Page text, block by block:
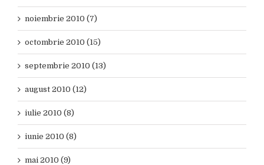
noiembrie 2010 (7)
octombrie 2010 (15)
septembrie 2010 (13)
august 2010 (12)
iulie 2010 (8)
iunie 2010 (8)
mai 2010 (9)